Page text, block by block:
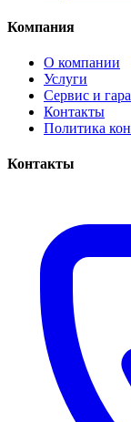
Компания
О компании
Услуги
Сервис и
Контакты
Политика
Контакты